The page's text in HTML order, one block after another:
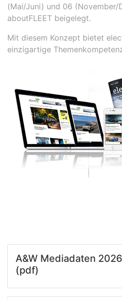
(Mai/Juni) und 06 (November/
aboutFLEET beigelegt.
Mit diesem Konzept bietet
einzigartige
A&W Mediadaten 2026
(pdf)